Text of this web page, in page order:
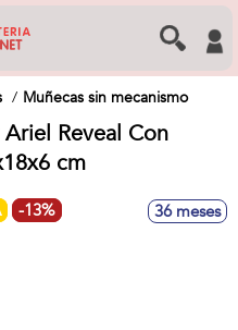
Muñecas sin mecanismo
Reveal Con
cm
-13% 36 meses